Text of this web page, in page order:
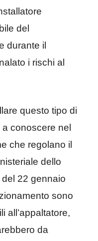
del
durante il
i rischi al
questo tipo di
conoscere nel
che regolano il
dello
22 gennaio
sono
all’appaltatore,
da